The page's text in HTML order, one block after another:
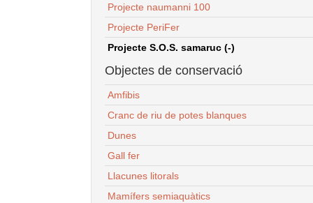
Projecte naumanni 100
Projecte PeriFer
Projecte S.O.S. samaruc (-)
Objectes de conservació
Amfibis
Cranc de riu de potes blanques
Dunes
Gall fer
Llacunes litorals
Mamífers semiaquàtics